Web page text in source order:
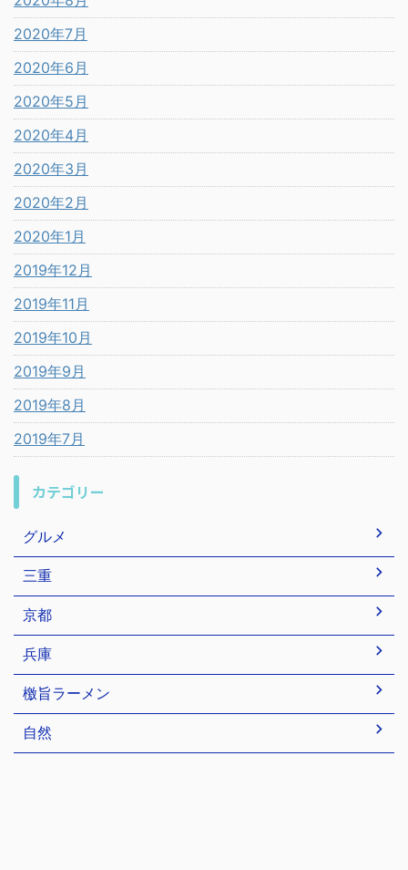
2020年7月
2020年6月
2020年5月
2020年4月
2020年3月
2020年2月
2020年1月
2019年12月
2019年11月
2019年10月
2019年9月
2019年8月
2019年7月
カテゴリー
グルメ
三重
京都
兵庫
檄旨ラーメン
自然